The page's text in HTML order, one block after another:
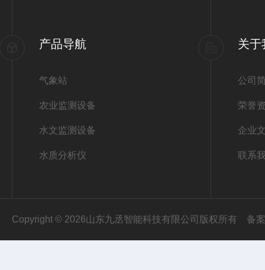
产品导航
气象站
农业监测设备
水文监测设备
水质分析仪
关于
公司
荣誉
企业
联系
Copyright © 2026山东九丞智能科技有限公司版权所有 备